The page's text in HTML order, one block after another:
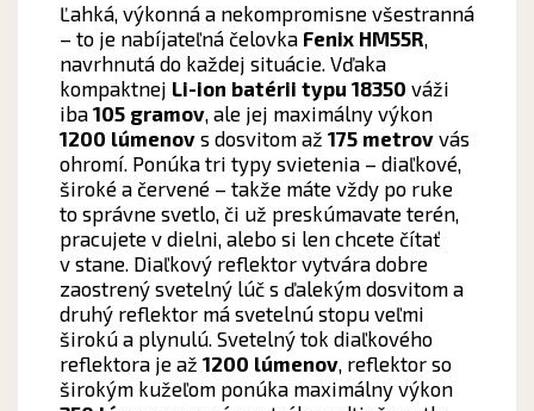
Ľahká, výkonná a nekompromisne všestranná
– to je nabíjateľná čelovka Fenix HM55R,
navrhnutá do každej situácie. Vďaka
kompaktnej Li-ion batérii typu 18350 váži
iba 105 gramov, ale jej maximálny výkon
1200 lúmenovs dosvitom až 175 metrovvás
ohromí. Ponúka tri typy svietenia – diaľkové,
široké a červené – takže máte vždy po ruke
to správne svetlo, či už preskúmavate terén,
pracujete v dielni, alebo si len chcete čítať
v stane. Diaľkový reflektor vytvára dobre
zaostrený svetelný lúč s ďalekým dosvitom a
druhý reflektor má svetelnú stopu veľmi
širokú a plynulú. Svetelný tok diaľkového
reflektora je až 1200 lúmenov, reflektor so
širokým kužeľom ponúka maximálny výkon